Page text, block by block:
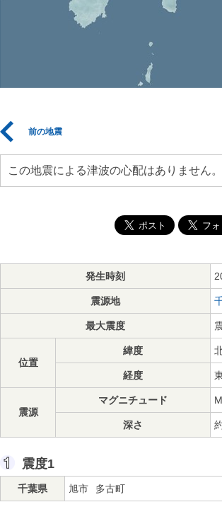
前の地震
この地震による津波の心配はありません。
発生時刻
震源地
最大震度
位置
緯度
経度
震源
マグニチュード
深さ
震度1
千葉県 旭市 多古町